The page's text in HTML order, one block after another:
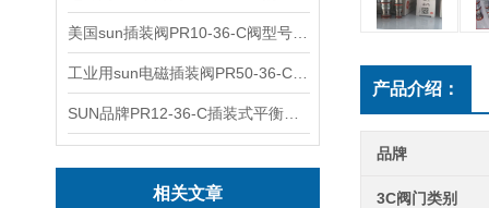
相关文章
产品介绍：
品牌
3C阀门类别